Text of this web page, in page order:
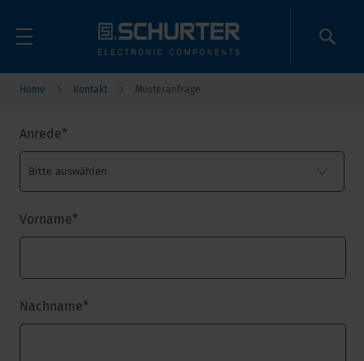
Home Kontakt Musteranfrage
Anrede*
Vorname*
Nachname*